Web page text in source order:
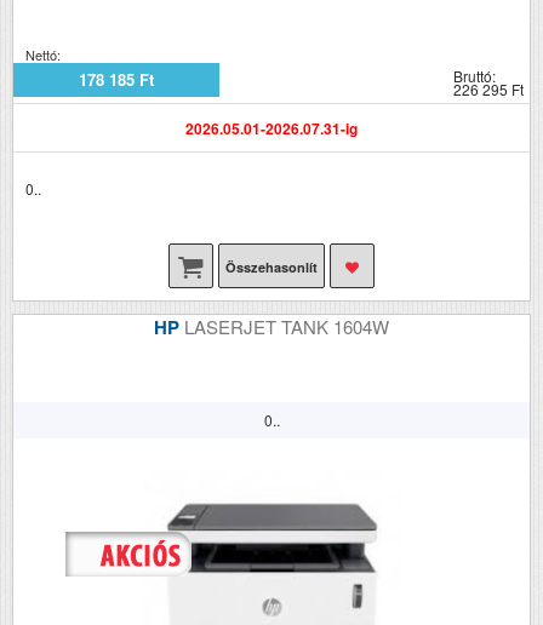
Nettó:
178 185 Ft Bruttó:
226 295 Ft
2026.05.01-2026.07.31-ig
0..
Összehasonlít
HP LASERJET TANK 1604W
0..